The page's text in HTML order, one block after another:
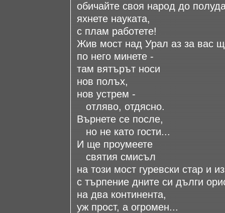
обичайте своя народ до
яхнете науката,
с плам работете!
Жив мост над Урал аз за вас
по него минете -
там вятърът носи
нов полъх,
нов устрем -
отляво, отдясно.
Върнете се после,
но не като гости...
И ще проумеете
святия смисъл
на този мост гуревски стар и
с търпение дните си дълги
на два континента,
уж прост, а огромен...